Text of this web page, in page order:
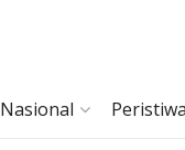
Nasional Peristiwa